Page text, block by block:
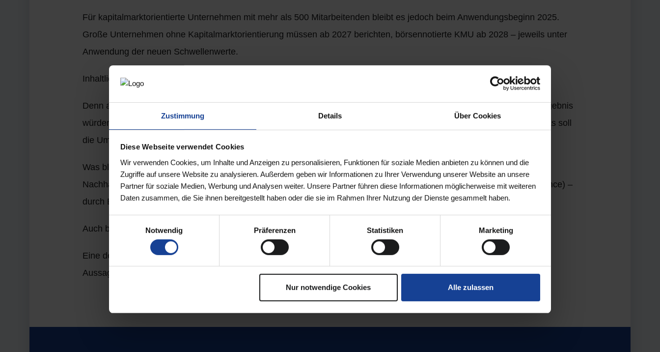
Zustimmung Details Über Cookies
Diese Webseite verwendet Cookies
Wir verwenden Cookies, um Inhalte und Anzeigen zu personalisieren, Funktionen für soziale Medien anbieten zu können und die
Zugriffe auf unsere Website zu analysieren. Außerdem geben wir Informationen zu Ihrer Verwendung unserer Website an unsere
Partner für soziale Medien, Werbung und Analysen weiter. Unsere Partner führen diese Informationen möglicherweise mit weiteren
Daten zusammen, die Sie ihnen bereitgestellt haben oder die sie im Rahmen Ihrer Nutzung der Dienste gesammelt haben.
Notwendig
Präferenzen Statistiken Marketing
Nur notwendige Cookies Alle zulassen
Für kapitalmarktorientierte Unternehmen mit mehr als 500 Mitarbeitenden bleibt es jedoch beim Anwendungsbeginn 2025.
Große Unternehmen ohne Kapitalmarktorientierung müssen ab 2027 berichten, börsennotierte KMU ab 2028 – jeweils unter
Anwendung der neuen Schwellenwerte.
Inhaltlich bleibt es bei einer 1:1-Umsetzung der europäischen Vorgaben – allerdings nicht ohne Perspektivwechsel:
Denn auf europäischer Ebene wird aktuell konkret geplant, die ESRS drastisch zu verschlanken – um rund 60 %. Im Ergebnis
würden vor allem die quantitativen KPIs verpflichtend bleiben, während narrative Angaben deutlich reduziert würden. Das soll
die Umsetzung in der Praxis vereinfachen und kleinere Unternehmen entlasten, ohne die Vergleichbarkeit zu verlieren.
Was bleibt, ist die Verpflichtung zur Anwendung der doppelten Wesentlichkeit sowie die Integration der
Nachhaltigkeitsberichterstattung in den Lagebericht. Die Prüfung soll nur noch mit begrenzter Sicherheit (limited assurance) –
durch Berufsangehörige nach WPO, ohne Öffnung für andere Prüfstellen erfolgen.
Auch bußgeld- und strafrechtliche Konsequenzen bei Pflichtverstößen sind vorgesehen.
Eine deutliche Reduzierung der Anwendergruppe und auch einer deutliche Erleichterung für Anwender aber wie
Aussagekräftig ist dann noch die Berichterstattung?